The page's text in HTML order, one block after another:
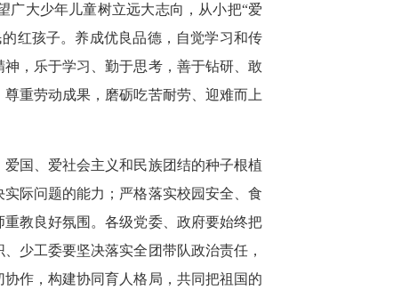
广大少年儿童树立远大志向，从小把“爱
红孩子。养成优良品德，自觉学习和传
，乐于学习、勤于思考，善于钻研、敢
重劳动成果，磨砺吃苦耐劳、迎难而上
国、爱社会主义和民族团结的种子根植
际问题的能力；严格落实校园安全、食
教良好氛围。各级党委、政府要始终把
少工委要坚决落实全团带队政治责任，
作，构建协同育人格局，共同把祖国的